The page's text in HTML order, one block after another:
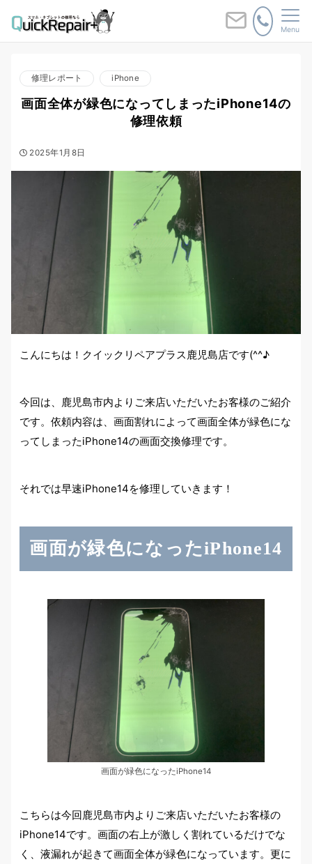
Menu
修理レポート iPhone
画面全体が緑色になってしまったiPhone14の
修理依頼
2025年1月8日
こんにちは！クイックリペアプラス鹿児島店です(^^♪
今回は、鹿児島市内よりご来店いただいたお客様のご紹介
です。依頼内容は、画面割れによって画面全体が緑色にな
ってしまったiPhone14の画面交換修理です。
それでは早速iPhone14を修理していきます！
画面が緑色になったiPhone14
画面が緑色になったiPhone14
こちらは今回鹿児島市内よりご来店いただいたお客様の
iPhone14です。画面の右上が激しく割れているだけでな
く、液漏れが起きて画面全体が緑色になっています。更に